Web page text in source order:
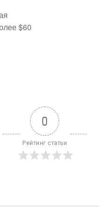
$60
0
Рейтинг статьи